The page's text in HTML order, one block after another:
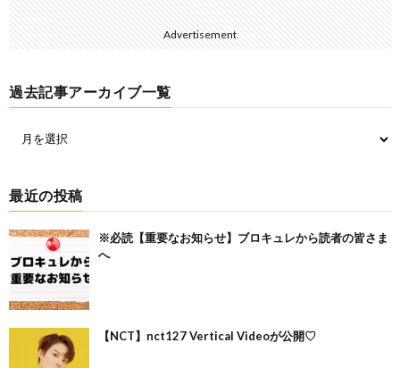
Advertisement
過去記事アーカイブ一覧
最近の投稿
※必読【重要なお知らせ】ブロキュレから読者の皆さま
へ
【NCT】nct127 Vertical Videoが公開♡